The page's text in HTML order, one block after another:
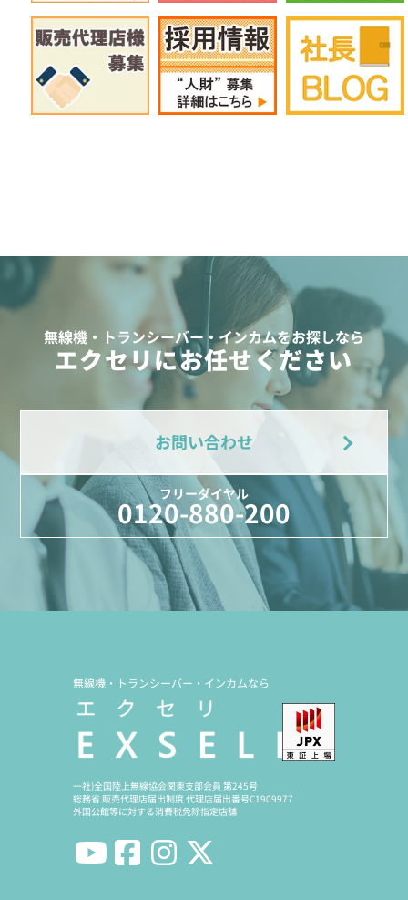
無線機・トランシーバー・インカムをお探しなら
エクセリにお任せください
お問い合わせ
フリーダイヤル
0120-880-200
無線機・トランシーバー・インカムなら
一社)全国陸上無線協会関東支部会員 第245号
総務省 販売代理店届出制度 代理店届出番号C1909977
外国公館等に対する消費税免除指定店舗